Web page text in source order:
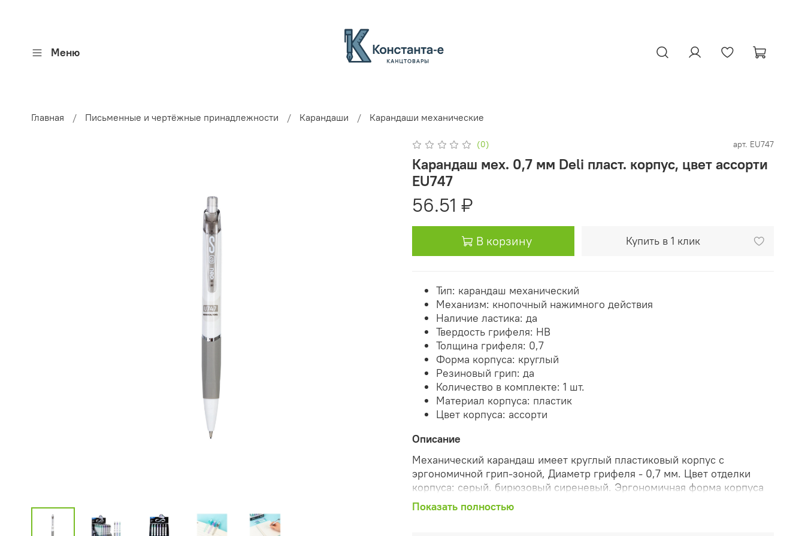
Меню
Главная Письменные и чертёжные принадлежности Карандаши Карандаши механические
(0) арт. EU747
Карандаш мех. 0,7 мм Deli пласт. корпус, цвет ассорти
EU747
56.51 ₽
В корзину Купить в 1 клик
Тип: карандаш механический
Механизм: кнопочный нажимного действия
Наличие ластика: да
Твердость грифеля: НВ
Толщина грифеля: 0,7
Форма корпуса: круглый
Резиновый грип: да
Количество в комплекте: 1 шт.
Материал корпуса: пластик
Цвет корпуса: ассорти
Описание
Механический карандаш имеет круглый пластиковый корпус с
эргономичной грип-зоной, Диаметр грифеля - 0,7 мм. Цвет отделки
корпуса: серый. бирюзовый сиреневый. Эргономичная форма корпуса
позволяет удобно держать карандаш в руке при рисовании, черчении и
т.п.
Показать полностью